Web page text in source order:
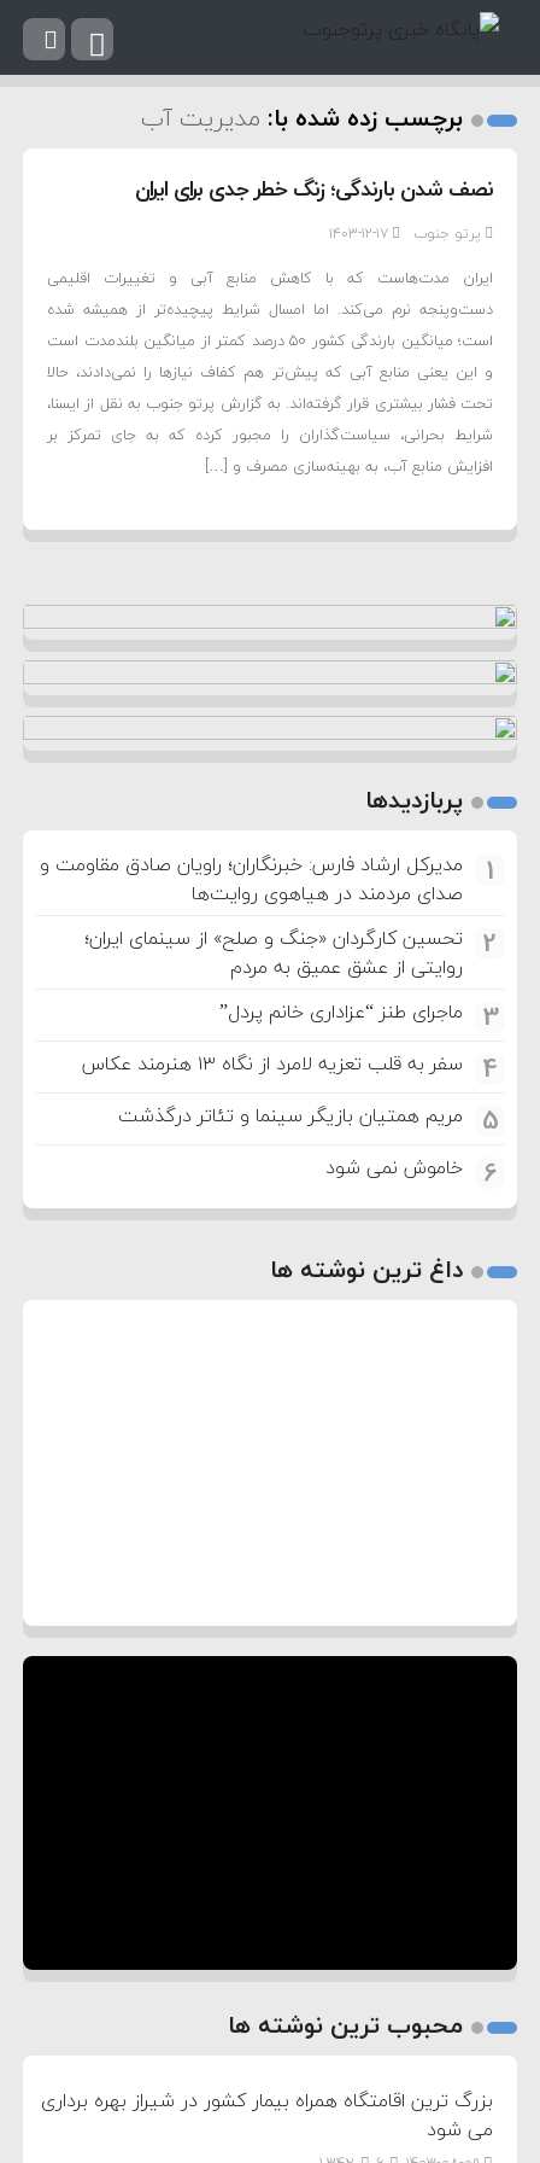
برچسب زده شده با: مدیریت آب
نصف شدن بارندگی؛ زنگ خطر جدی برای ایران
پرتو جنوب ۱۴۰۳-۱۲-۱۷
ایران مدت‌هاست که با کاهش منابع آبی و تغییرات اقلیمی
دست‌وپنجه نرم می‌کند. اما امسال شرایط پیچیده‌تر از همیشه شده
است؛ میانگین بارندگی کشور ۵۰ درصد کمتر از میانگین بلندمدت است
و این یعنی منابع آبی که پیش‌تر هم کفاف نیازها را نمی‌دادند، حالا
تحت فشار بیشتری قرار گرفته‌اند. به گزارش پرتو جنوب به نقل از ایسنا،
شرایط بحرانی، سیاست‌گذاران را مجبور کرده که به جای تمرکز بر
افزایش منابع آب، به بهینه‌سازی مصرف و […]
پربازدیدها
1
مدیرکل ارشاد فارس: خبرنگاران؛ راویان صادق مقاومت و
صدای مردمند در هیاهوی روایت‌ها
2
تحسین کارگردان «جنگ و صلح» از سینمای ایران؛
روایتی از عشق عمیق به مردم
3 ماجرای طنز “عزاداری خانم پردل”
4 سفر به قلب تعزیه لامرد از نگاه ۱۳ هنرمند عکاس
5 مریم همتیان بازیگر سینما و تئاتر درگذشت
6 خاموش نمی شود
داغ ترین نوشته ها
محبوب ترین نوشته ها
بزرگ ترین اقامتگاه همراه بیمار کشور در شیراز بهره برداری
می شود